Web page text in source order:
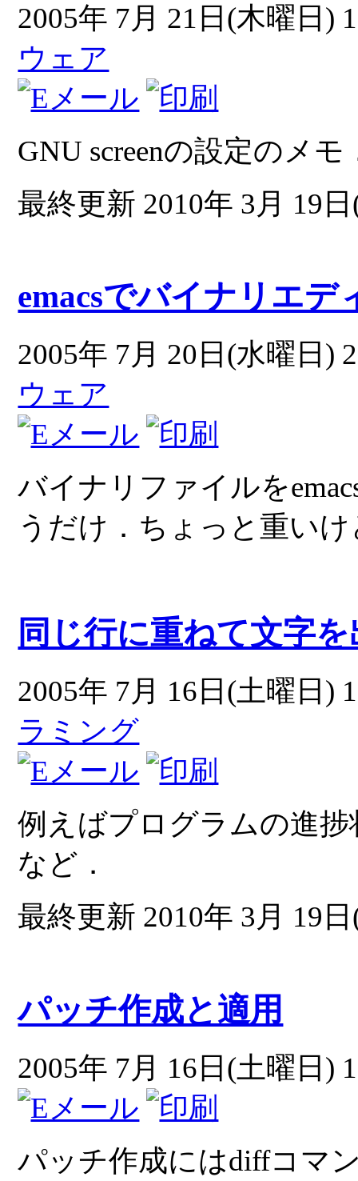
2005年 7月 21日(木曜日)
ウェア
GNU screenの設定のメモ
最終更新 2010年 3月 19
emacsでバイナリエデ
2005年 7月 20日(水曜日)
ウェア
バイナリファイルを
うだけ．ちょっと重いけ
同じ行に重ねて文字
2005年 7月 16日(土曜日)
ラミング
例えばプログラムの進
など．
最終更新 2010年 3月 19
パッチ作成と適用
2005年 7月 16日(土曜日)
パッチ作成にはdiffコマ